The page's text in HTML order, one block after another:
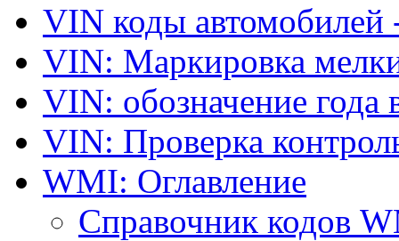
VIN коды автомобилей
VIN: Маркировка
VIN: обозначение года
VIN: Проверка
WMI: Оглавление
Справочник кодов